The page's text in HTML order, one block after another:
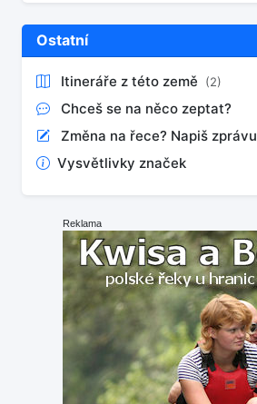
Ostatní
Itineráře z této země (2)
Chceš se na něco zeptat?
Změna na řece? Napiš zprávu
Vysvětlivky značek
Reklama